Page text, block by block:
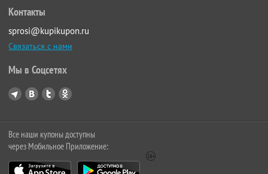
Контакты
sprosi@kupikupon.ru
Связаться с нами
Мы в Соцсетях
Все наши купоны доступны
через Мобильное Приложение: